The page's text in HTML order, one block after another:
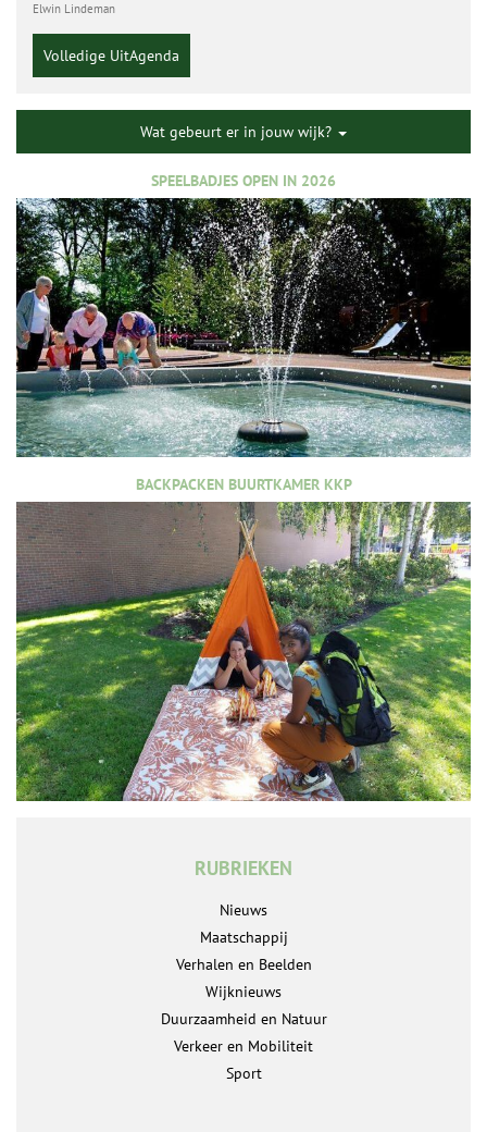
Elwin Lindeman
Volledige UitAgenda
Wat gebeurt er in jouw wijk?
SPEELBADJES OPEN IN 2026
BACKPACKEN BUURTKAMER KKP
RUBRIEKEN
Nieuws
Maatschappij
Verhalen en Beelden
Wijknieuws
Duurzaamheid en Natuur
Verkeer en Mobiliteit
Sport